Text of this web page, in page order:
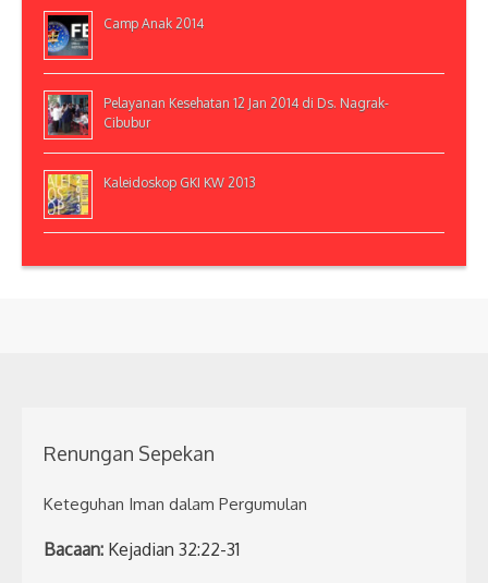
Camp Anak 2014
Pelayanan Kesehatan 12 Jan 2014 di Ds. Nagrak-
Cibubur
Kaleidoskop GKI KW 2013
Renungan Sepekan
Keteguhan Iman dalam Pergumulan
Bacaan: Kejadian 32:22-31